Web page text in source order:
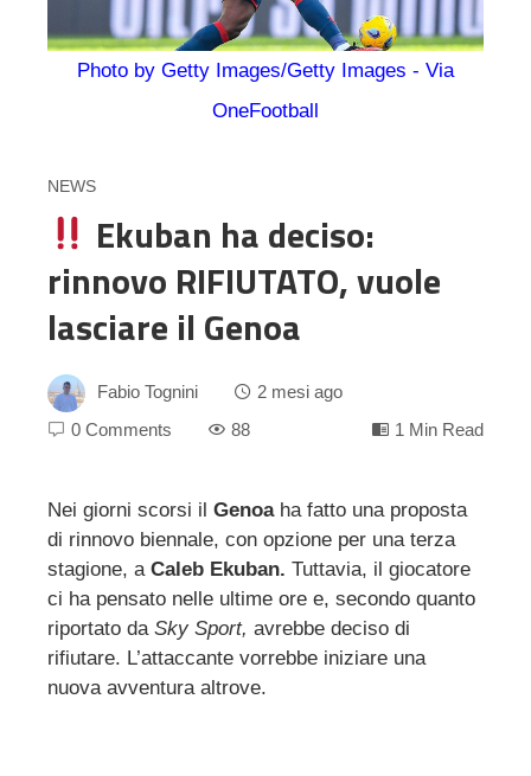
Photo by Getty Images/Getty Images - Via
OneFootball
NEWS
Ekuban ha deciso:
rinnovo RIFIUTATO, vuole
lasciare il Genoa
Fabio Tognini
2 mesi ago
0 Comments
88 1 Min Read
Nei giorni scorsi il Genoa ha fatto una proposta
di rinnovo biennale, con opzione per una terza
stagione, a Caleb Ekuban. Tuttavia, il giocatore
ci ha pensato nelle ultime ore e, secondo quanto
riportato da Sky Sport, avrebbe deciso di
rifiutare. L’attaccante vorrebbe iniziare una
nuova avventura altrove.